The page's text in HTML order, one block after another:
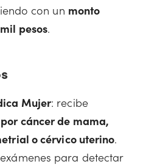
con un monto
pesos.
Mujer: recibe
cáncer de mama,
o cérvico uterino.
para detectar